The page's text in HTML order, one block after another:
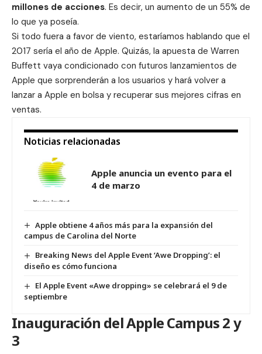
millones de acciones. Es decir, un aumento de un 55% de
lo que ya poseía.
Si todo fuera a favor de viento, estaríamos hablando que el
2017 sería el año de Apple. Quizás, la apuesta de Warren
Buffett vaya condicionado con futuros lanzamientos de
Apple que sorprenderán a los usuarios y hará volver a
lanzar a Apple en bolsa y recuperar sus mejores cifras en
ventas.
Noticias relacionadas
Apple anuncia un evento para el
4 de marzo
Apple obtiene 4 años más para la expansión del
campus de Carolina del Norte
Breaking News del Apple Event ‘Awe Dropping’: el
diseño es cómo funciona
El Apple Event «Awe dropping» se celebrará el 9 de
septiembre
Inauguración del Apple Campus 2 y
3